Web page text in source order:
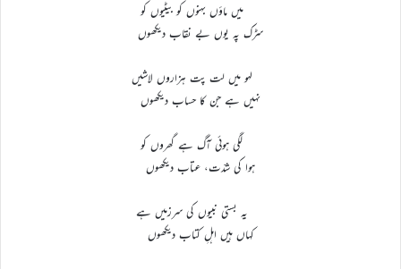
میں ماؤں بہنوں کو بیٹیوں کو
سڑک پہ یوں بے نقاب دیکھوں
لہو میں لت پت ہزاروں لاشیں
نہیں ہے جن کا حساب دیکھوں
لگی ہوئی آگ ہے گھروں کو
ہوا کی شدّت، عتاب دیکھوں
یہ بستی نبیوں کی سرزمیں ہے
کہاں ہیں اہلِ کتاب دیکھوں